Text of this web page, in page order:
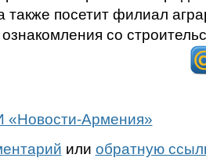
также посетит филиал
со
Армения»
или обратную